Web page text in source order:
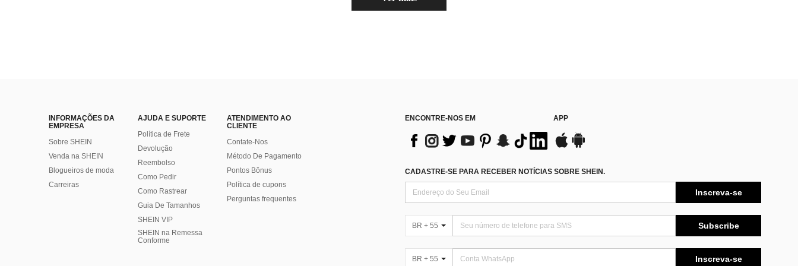
INFORMAÇÕES DA
EMPRESA
Sobre SHEIN
Venda na SHEIN
Blogueiros de moda
Carreiras
AJUDA E SUPORTE
Política de Frete
Devolução
Reembolso
Como Pedir
Como Rastrear
Guia De Tamanhos
SHEIN VIP
SHEIN na Remessa
Conforme
ATENDIMENTO AO
CLIENTE
Contate-Nos
Método De Pagamento
Pontos Bônus
Política de cupons
Perguntas frequentes
ENCONTRE-NOS EM APP
CADASTRE-SE PARA RECEBER NOTÍCIAS SOBRE SHEIN.
Inscreva-se
BR + 55 Subscribe
BR + 55 Inscreva-se